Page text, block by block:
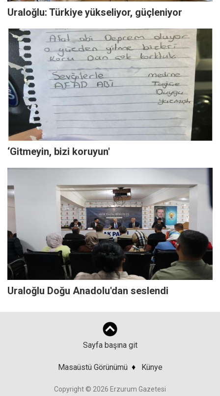
Uraloğlu: Türkiye yükseliyor, güçleniyor
‘Gitmeyin, bizi koruyun'
Uraloğlu Doğu Anadolu'dan seslendi
Sayfa başına git
Masaüstü Görünümü ♦ Künye
Copyright © 2026 Erzurum Gazetesi